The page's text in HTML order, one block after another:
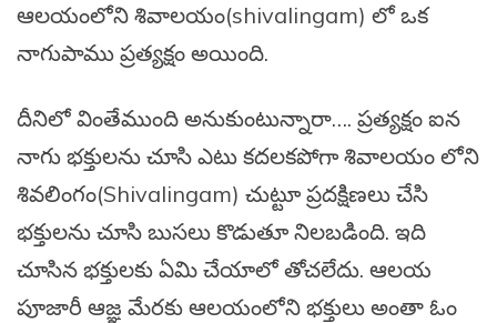
ఆలయంలోని శివాలయం(shivalingam) లో ఒక
నాగుపాము ప్రత్యక్షం అయింది.
దీనిలో వింతేముంది అనుకుంటున్నారా…. ప్రత్యక్షం ఐన
నాగు భక్తులను చూసి ఎటు కదలకపోగా శివాలయం లోని
శివలింగం(Shivalingam) చుట్టూ ప్రదక్షిణలు చేసి
భక్తులను చూసి బుసలు కొడుతూ నిలబడింది. ఇది
చూసిన భక్తులకు ఏమి చేయాలో తోచలేదు. ఆలయ
పూజారీ ఆజ్ఞ మేరకు ఆలయంలోని భక్తులు అంతా ఓం